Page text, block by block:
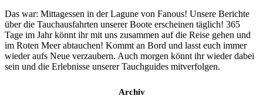
Das war: Mittagessen in der Lagune von Fanous! Unsere Berichte
über die Tauchausfahrten unserer Boote erscheinen täglich! 365
Tage im Jahr könnt ihr mit uns zusammen auf die Reise gehen und
im Roten Meer abtauchen! Kommt an Bord und lasst euch immer
wieder aufs Neue verzaubern. Auch morgen könnt ihr wieder dabei
sein und die Erlebnisse unserer Tauchguides mitverfolgen.
Archiv